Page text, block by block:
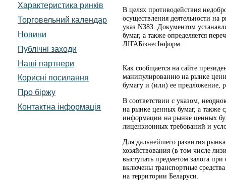
Характеристика pинків
Торговельний календар
Новини
Публічні заходи
Наші партнери
Корисні посилання
Про біржу
Контактна інформація
В целях противодействия
осуществления деятельности
указ N383. Документом
бумаг, а также определяется
ЛIГАБiзнесIнформ.
Как сообщается на сайте
манипулированию на рынке
бумагу и (или) ее предложение,
В соответствии с указом,
на рынке ценных бумаг, а также
информации на рынке ценных
лицензионных требований и
Для дальнейшего развития
хозяйствования (в том числе
выступать предметом залога
включены транспортные
на территории Беларуси.